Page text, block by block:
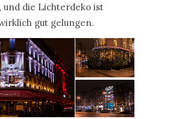
und die Lichterdeko ist
gut gelungen.